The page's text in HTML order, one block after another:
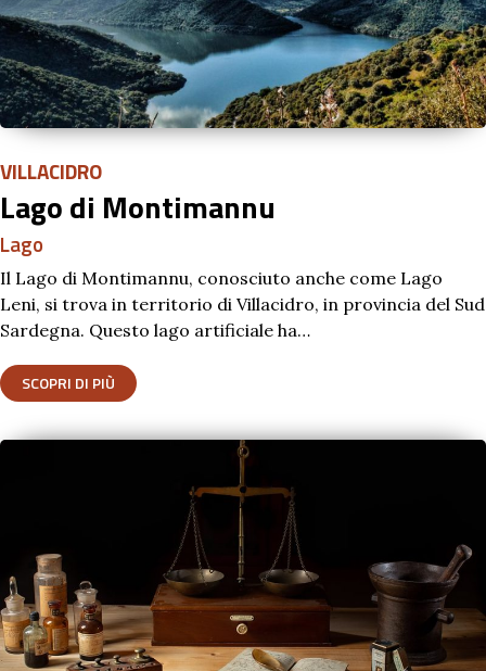
VILLACIDRO
Lago di Montimannu
Lago
Il Lago di Montimannu, conosciuto anche come Lago
Leni, si trova in territorio di Villacidro, in provincia del Sud
Sardegna. Questo lago artificiale ha…
SCOPRI DI PIÙ